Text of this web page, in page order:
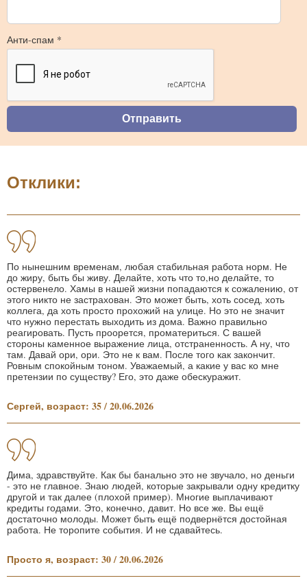
Анти-спам *
Отклики:
По нынешним временам, любая стабильная работа норм. Не
до жиру, быть бы живу. Делайте, хоть что то,но делайте, то
остервенело. Хамы в нашей жизни попадаются к сожалению, от
этого никто не застрахован. Это может быть, хоть сосед, хоть
коллега, да хоть просто прохожий на улице. Но это не значит
что нужно перестать выходить из дома. Важно правильно
реагировать. Пусть проорется, проматериться. С вашей
стороны каменное выражение лица, отстраненность. А ну, что
там. Давай ори, ори. Это не к вам. После того как закончит.
Ровным спокойным тоном. Уважаемый, а какие у вас ко мне
претензии по существу? Его, это даже обескуражит.
Сергей, возраст: 35 / 20.06.2026
Дима, здравствуйте. Как бы банально это не звучало, но деньги
- это не главное. Знаю людей, которые закрывали одну кредитку
другой и так далее (плохой пример). Многие выплачивают
кредиты годами. Это, конечно, давит. Но все же. Вы ещё
достаточно молоды. Может быть ещё подвернётся достойная
работа. Не торопите события. И не сдавайтесь.
Просто я, возраст: 30 / 20.06.2026